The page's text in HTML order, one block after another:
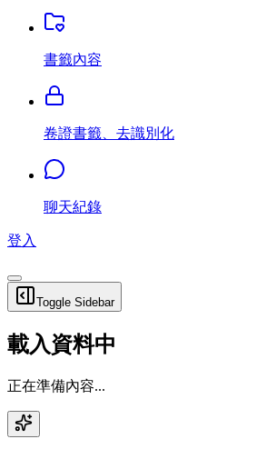
書籤內容
卷證書籤、去識別化
聊天紀錄
登入
Toggle Sidebar
載入資料中
正在準備內容...